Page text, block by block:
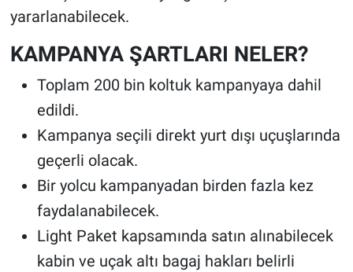
yararlanabilecek.
KAMPANYA ŞARTLARI NELER?
Toplam 200 bin koltuk kampanyaya dahil
edildi.
Kampanya seçili direkt yurt dışı uçuşlarında
geçerli olacak.
Bir yolcu kampanyadan birden fazla kez
faydalanabilecek.
Light Paket kapsamında satın alınabilecek
kabin ve uçak altı bagaj hakları belirli